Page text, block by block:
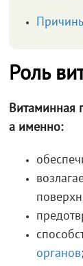
Роль
Витаминная
а именно:
органов;